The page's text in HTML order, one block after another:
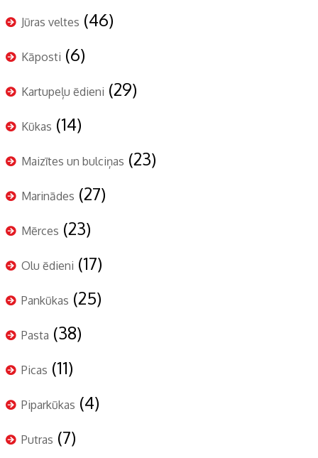
Jūras veltes (46)
Kāposti (6)
Kartupeļu ēdieni (29)
Kūkas (14)
Maizītes un bulciņas (23)
Marinādes (27)
Mērces (23)
Olu ēdieni (17)
Pankūkas (25)
Pasta (38)
Picas (11)
Piparkūkas (4)
Putras (7)